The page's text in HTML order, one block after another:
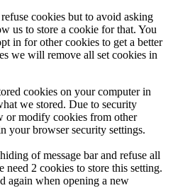
cookies but to avoid asking
us to store a cookie for that. You
in for other cookies to get a better
we will remove all set cookies in
cookies on your computer in
we stored. Due to security
or modify cookies from other
your browser security settings.
of message bar and refuse all
2 cookies to store this setting.
again when opening a new